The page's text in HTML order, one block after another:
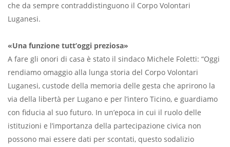
che da sempre contraddistinguono il Corpo Volontari
Luganesi.
«Una funzione tutt’oggi preziosa»
A fare gli onori di casa è stato il sindaco Michele Foletti: “Oggi
rendiamo omaggio alla lunga storia del Corpo Volontari
Luganesi, custode della memoria delle gesta che aprirono la
via della libertà per Lugano e per l’intero Ticino, e guardiamo
con fiducia al suo futuro. In un’epoca in cui il ruolo delle
istituzioni e l’importanza della partecipazione civica non
possono mai essere dati per scontati, questo sodalizio